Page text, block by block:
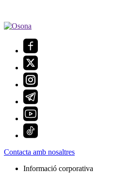
Contacta amb nosaltres
Informació corporativa